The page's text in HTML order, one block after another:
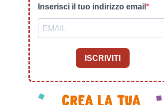
Inserisci il tuo indirizzo email
ISCRIVITI